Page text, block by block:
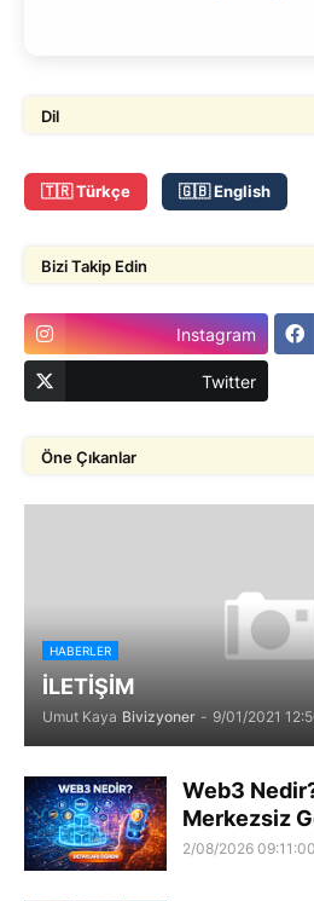
Dil
🇹🇷 Türkçe 🇬🇧 English
Bizi Takip Edin
Instagram
Twitter
Öne Çıkanlar
HABERLER
İLETİŞİM
Umut Kaya Bivizyoner - 9/01/2021
Web3
Merkezsiz
2/08/2026